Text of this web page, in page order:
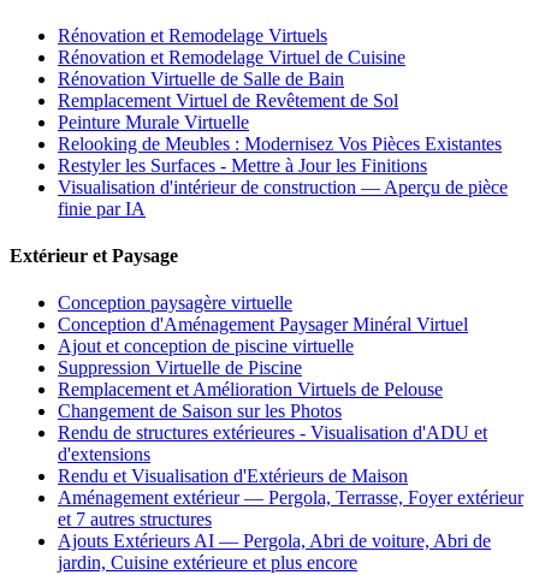
Rénovation et Remodelage Virtuels
Rénovation et Remodelage Virtuel de Cuisine
Rénovation Virtuelle de Salle de Bain
Remplacement Virtuel de Revêtement de Sol
Peinture Murale Virtuelle
Relooking de Meubles : Modernisez Vos Pièces Existantes
Restyler les Surfaces - Mettre à Jour les Finitions
Visualisation d'intérieur de construction — Aperçu de pièce
finie par IA
Extérieur et Paysage
Conception paysagère virtuelle
Conception d'Aménagement Paysager Minéral Virtuel
Ajout et conception de piscine virtuelle
Suppression Virtuelle de Piscine
Remplacement et Amélioration Virtuels de Pelouse
Changement de Saison sur les Photos
Rendu de structures extérieures - Visualisation d'ADU et
d'extensions
Rendu et Visualisation d'Extérieurs de Maison
Aménagement extérieur — Pergola, Terrasse, Foyer extérieur
et 7 autres structures
Ajouts Extérieurs AI — Pergola, Abri de voiture, Abri de
jardin, Cuisine extérieure et plus encore